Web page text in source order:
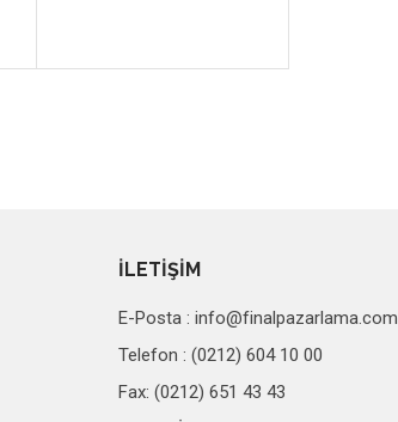
İLETİŞİM
E-Posta :info@finalpazarlama.com
Telefon : (0212) 604 10 00
Fax: (0212) 651 43 43